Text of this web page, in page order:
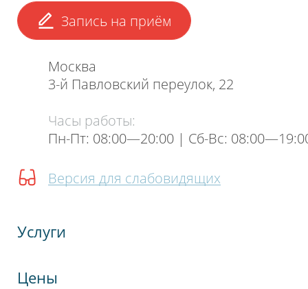
Запись на приём
Москва
3-й Павловский переулок, 22
Часы работы:
Пн-Пт: 08:00—20:00 | Cб-Вс:
Версия для слабовидящих
Услуги
Цены